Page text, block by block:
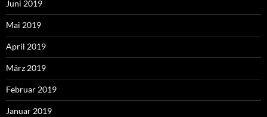
Juni 2019
Mai 2019
April 2019
März 2019
Februar 2019
Januar 2019